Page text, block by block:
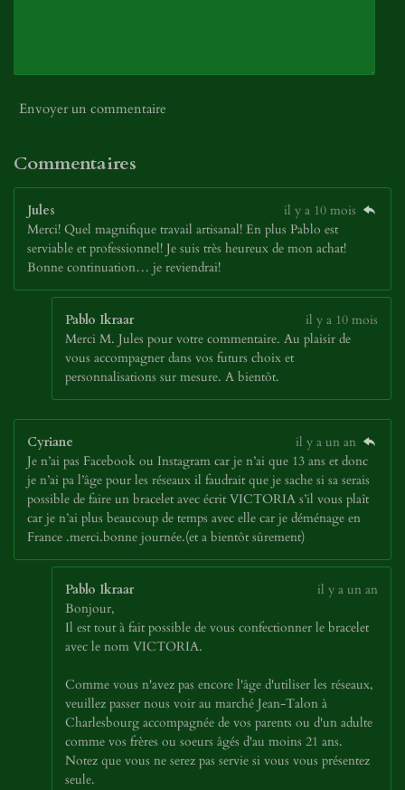
Envoyer un commentaire
Commentaires
Jules
il y a 10 mois
Merci! Quel magnifique travail artisanal! En plus Pablo est
serviable et professionnel! Je suis très heureux de mon achat!
Bonne continuation… je reviendrai!
Pablo Ikraar
il y a 10 mois
Merci M. Jules pour votre commentaire. Au plaisir de
vous accompagner dans vos futurs choix et
personnalisations sur mesure. A bientôt.
Cyriane
il y a un an
Je n’ai pas Facebook ou Instagram car je n’ai que 13 ans et donc
je n’ai pa l’âge pour les réseaux il faudrait que je sache si sa serais
possible de faire un bracelet avec écrit VICTORIA s’il vous plaît
car je n’ai plus beaucoup de temps avec elle car je déménage en
France .merci.bonne journée.(et a bientôt sûrement)
Pablo Ikraar
il y a un an
Bonjour,
Il est tout à fait possible de vous confectionner le bracelet
avec le nom VICTORIA.
Comme vous n'avez pas encore l'âge d'utiliser les réseaux,
veuillez passer nous voir au marché Jean-Talon à
Charlesbourg accompagnée de vos parents ou d'un adulte
comme vos frères ou soeurs âgés d'au moins 21 ans.
Notez que vous ne serez pas servie si vous vous présentez
seule.